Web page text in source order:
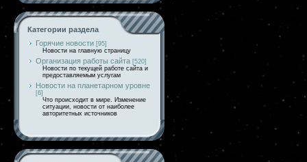
Категории раздела
Горячие новости [95]
Новости на главную страницу
Организация работы сайта [520]
Новости по текущей работе сайта и
предоставляемым услугам
Новости на планетарном уровне
[6]
Что происходит в мире. Изменение
ситуации, новости от наиболее
авторитетных источников